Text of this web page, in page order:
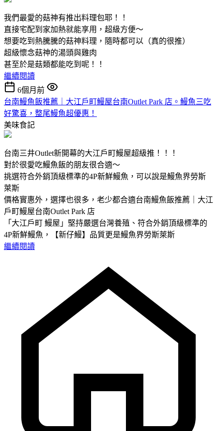
我們最愛的菇神有推出料理包耶！！
直接宅配到家加熱就能享用，超級方便～
想要吃到熱騰騰的菇神料理，隨時都可以（真的很推）
超級懷念菇神的湯頭與雞肉
甚至於是菇類都能吃到呢！！
繼續閱讀
6個月前
台南鰻魚飯推薦｜大江戶町鰻屋台南Outlet Park 店。鰻魚三吃
好驚喜，整尾鰻魚超優惠！
美味食記
台南三井Outlet新開幕的大江戶町鰻屋超級推！！！
對於很愛吃鰻魚飯的朋友很合適～
挑選符合外銷頂級標準的4P新鮮鰻魚，可以說是鰻魚界勞斯
萊斯
價格實惠外，選擇也很多，老少都合適台南鰻魚飯推薦｜大江
戶町鰻屋台南Outlet Park 店
「大江戶町 鰻屋」堅持嚴選台灣養殖、符合外銷頂級標準的
4P新鮮鰻魚，【新仔鰻】品質更是鰻魚界勞斯萊斯
繼續閱讀